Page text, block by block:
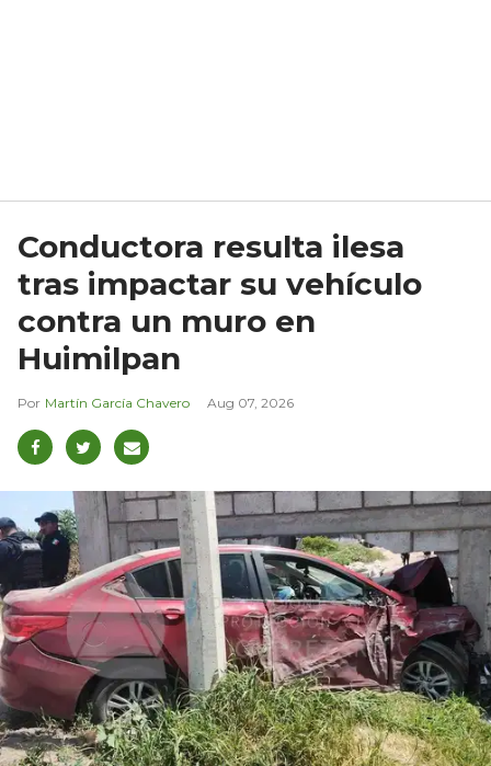
Conductora resulta ilesa
tras impactar su vehículo
contra un muro en
Huimilpan
Martín García Chavero Aug 07, 2026